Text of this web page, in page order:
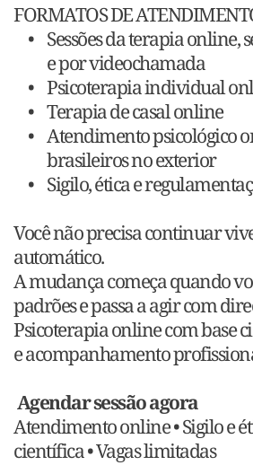
FORMATOS DE
Sessões da terapia online,
e por videochamada
Psicoterapia individual
Terapia de casal online
Atendimento psicológico
brasileiros no exterior
Sigilo, ética e
Você não precisa continuar
automático.
A mudança começa quando
padrões e passa a agir com
Psicoterapia online com base
e acompanhamento
Agendar sessão agora
Atendimento online • Sigilo e
científica • Vagas limitadas